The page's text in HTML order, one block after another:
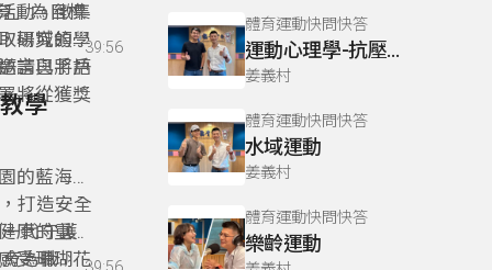
」為目標
動。徵集
場域的學
請已將戶
將從獲獎
研究領域
言與手語
39:56
學
的藍海水
打造安全
代守護
為職
康的重要
受珊瑚花
體育運動快問快答
運動心理學-抗壓憂鬱&領導創意
姜義村
體育運動快問快答
水域運動
姜義村
體育運動快問快答
樂齡運動